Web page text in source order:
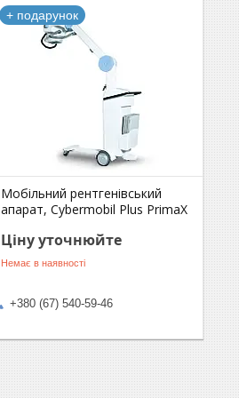
+ подарунок
Мобільний рентгенівський
апарат, Cybermobil Plus PrimaX
Ціну уточнюйте
Немає в наявності
+380 (67) 540-59-46